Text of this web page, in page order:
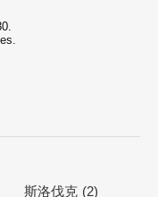
斯洛伐克 (2)